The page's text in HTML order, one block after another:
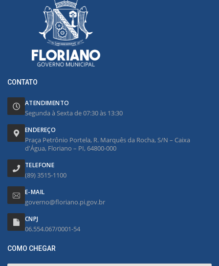
CONTATO
ATENDIMENTO
Segunda à Sexta de 07:30 às 13:30
ENDEREÇO
Praça Petrônio Portela, R. Marquês da Rocha, S/N – Caixa
d'Água, Floriano – PI, 64800-000
TELEFONE
(89) 3515-1100
E-MAIL
governo@floriano.pi.gov.br
CNPJ
06.554.067/0001-54
COMO CHEGAR